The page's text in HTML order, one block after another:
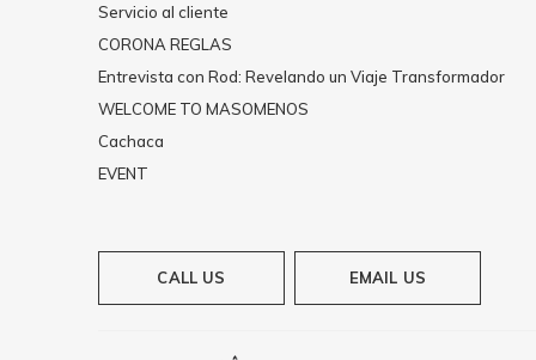
Servicio al cliente
CORONA REGLAS
Entrevista con Rod: Revelando un Viaje Transformador
WELCOME TO MASOMENOS
Cachaca
EVENT
CALL US EMAIL US